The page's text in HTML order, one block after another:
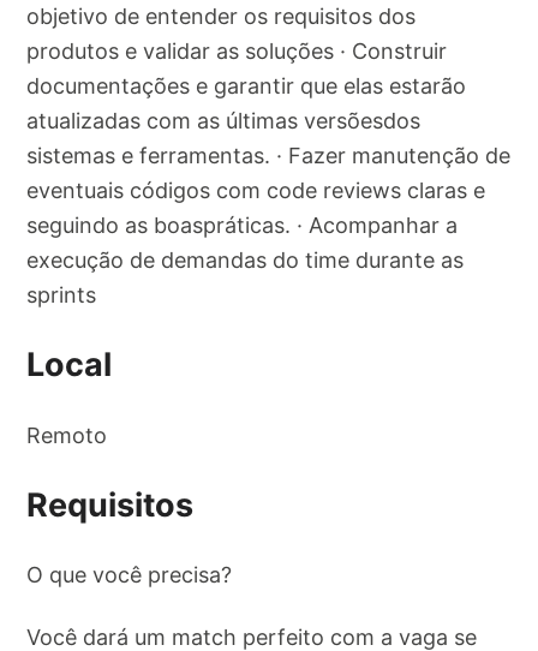
objetivo de entender os requisitos dos
produtos e validar as soluções · Construir
documentações e garantir que elas estarão
atualizadas com as últimas versõesdos
sistemas e ferramentas. · Fazer manutenção de
eventuais códigos com code reviews claras e
seguindo as boaspráticas. · Acompanhar a
execução de demandas do time durante as
sprints
Local
Remoto
Requisitos
O que você precisa?
Você dará um match perfeito com a vaga se